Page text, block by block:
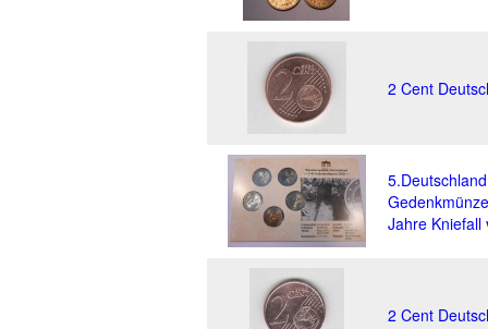
2 Cent
Jahre Kniefall
2 Cent